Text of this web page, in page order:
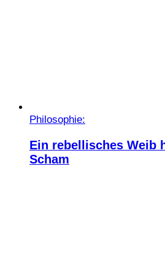
Philosophie:
Ein rebellisches Weib
Scham